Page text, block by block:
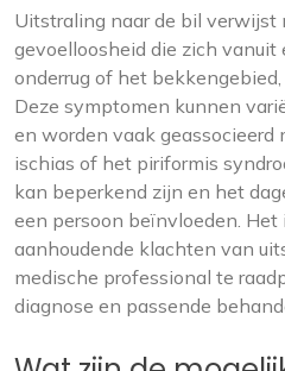
Uitstraling naar de bil
gevoelloosheid die zich vanuit
onderrug of het
Deze symptomen kunnen
en worden vaak geassocieerd
ischias of het piriformis
kan beperkend zijn en het
een persoon beïnvloeden.
aanhoudende klachten van
medische professional te
diagnose en passende